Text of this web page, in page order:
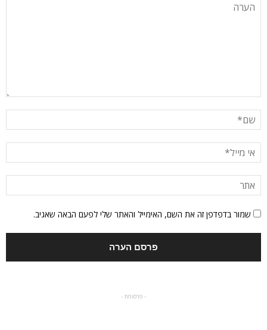
שמור בדפדפן זה את השם, האימייל והאתר שלי לפעם הבאה שאגיב.
- פרסומת -